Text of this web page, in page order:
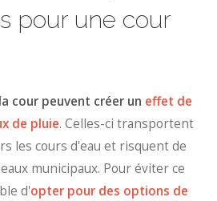
pour une cour
cour peuvent créer un effet de
de pluie. Celles-ci transportent
les cours d'eau et risquent de
municipaux. Pour éviter ce
d'opter pour des options de